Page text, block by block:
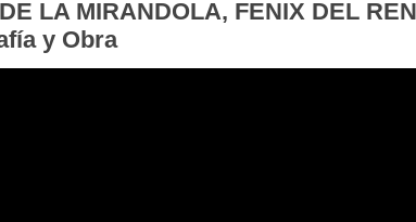
LA MIRANDOLA, FENIX DEL
y Obra